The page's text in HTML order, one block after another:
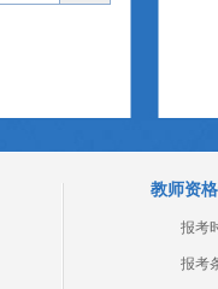
教师资
报考
报考